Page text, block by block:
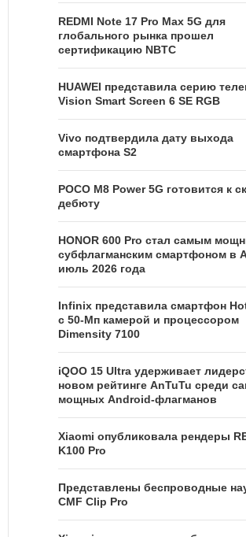
REDMI Note 17 Pro Max 5G для
глобального рынка прошел
сертификацию NBTC
HUAWEI представила серию
Vision Smart Screen 6 SE RGB
Vivo подтвердила дату выхода
смартфона S2
POCO M8 Power 5G готовится к
дебюту
HONOR 600 Pro стал самым
субфлагманским смартфоном в
июль 2026 года
Infinix представила смартфон
с 50-Мп камерой и процессором
Dimensity 7100
iQOO 15 Ultra удерживает
новом рейтинге AnTuTu среди
мощных Android-флагманов
Xiaomi опубликовала рендеры
K100 Pro
Представлены беспроводные
CMF Clip Pro